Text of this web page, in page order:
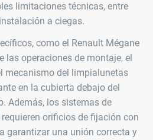
limitaciones técnicas, entre
a ciegas.
como el Renault Mégane
las operaciones de montaje, el
mecanismo del limpialunetas
en la cubierta debajo del
Además, los sistemas de
orificios de fijación con
garantizar una unión correcta y